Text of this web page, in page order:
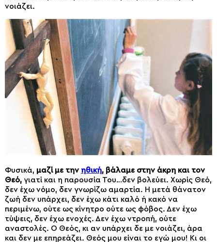
νοιάζει.
Φυσικά, μαζί με την ηθική, βάλαμε στην άκρη και τον
Θεό, γιατί και η παρουσία Του…δεν βολεύει. Χωρίς Θεό,
δεν έχω νόμο, δεν γνωρίζω αμαρτία. Η μετά θάνατον
ζωή δεν υπάρχει, δεν έχω κάτι καλό ή κακό να
περιμένω, ούτε ως κίνητρο ούτε ως φόβος. Δεν έχω
τύψεις, δεν έχω ενοχές. Δεν έχω ντροπή, ούτε
αναστολές. Ο Θεός, κι αν υπάρχει δε με νοιάζει, άρα
και δεν με επηρεάζει. Θεός μου είναι το εγώ μου! Κι οι